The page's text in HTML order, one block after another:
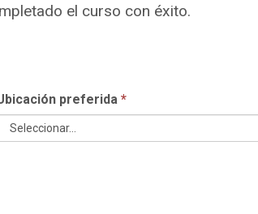
el curso con éxito.
preferida *